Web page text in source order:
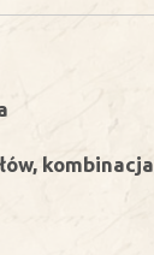
kombinacja